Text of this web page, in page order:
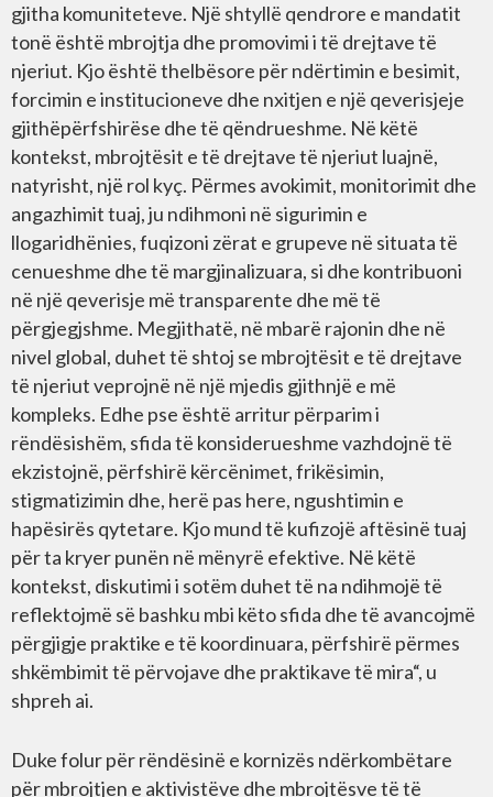
gjitha komuniteteve. Një shtyllë qendrore e mandatit
tonë është mbrojtja dhe promovimi i të drejtave të
njeriut. Kjo është thelbësore për ndërtimin e besimit,
forcimin e institucioneve dhe nxitjen e një qeverisjeje
gjithëpërfshirëse dhe të qëndrueshme. Në këtë
kontekst, mbrojtësit e të drejtave të njeriut luajnë,
natyrisht, një rol kyç. Përmes avokimit, monitorimit dhe
angazhimit tuaj, ju ndihmoni në sigurimin e
llogaridhënies, fuqizoni zërat e grupeve në situata të
cenueshme dhe të margjinalizuara, si dhe kontribuoni
në një qeverisje më transparente dhe më të
përgjegjshme. Megjithatë, në mbarë rajonin dhe në
nivel global, duhet të shtoj se mbrojtësit e të drejtave
të njeriut veprojnë në një mjedis gjithnjë e më
kompleks. Edhe pse është arritur përparim i
rëndësishëm, sfida të konsiderueshme vazhdojnë të
ekzistojnë, përfshirë kërcënimet, frikësimin,
stigmatizimin dhe, herë pas here, ngushtimin e
hapësirës qytetare. Kjo mund të kufizojë aftësinë tuaj
për ta kryer punën në mënyrë efektive. Në këtë
kontekst, diskutimi i sotëm duhet të na ndihmojë të
reflektojmë së bashku mbi këto sfida dhe të avancojmë
përgjigje praktike e të koordinuara, përfshirë përmes
shkëmbimit të përvojave dhe praktikave të mira“, u
shpreh ai.
Duke folur për rëndësinë e kornizës ndërkombëtare
për mbrojtjen e aktivistëve dhe mbrojtësve të të